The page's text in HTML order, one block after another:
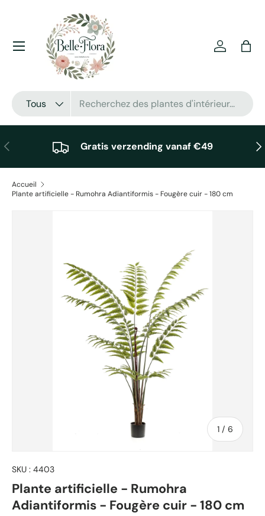
Aller au contenu
Recherche
Type de produit
Tous
Se
Menu
Précédent Gratis verzending vanaf €49
Accueil
Plante artificielle - Rumohra Adiantiformis - Fougère cuir - 180 cm
1 / de
6
SKU : 4403
Plante artificielle - Rumohra
Adiantiformis - Fougère cuir - 180 cm